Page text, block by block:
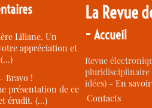
Liliane, Un
appréciation et
Bravo !
présentation de ce
érudit. (…)
La Revue
-Accueil
Revue
idées) -En
Contacts